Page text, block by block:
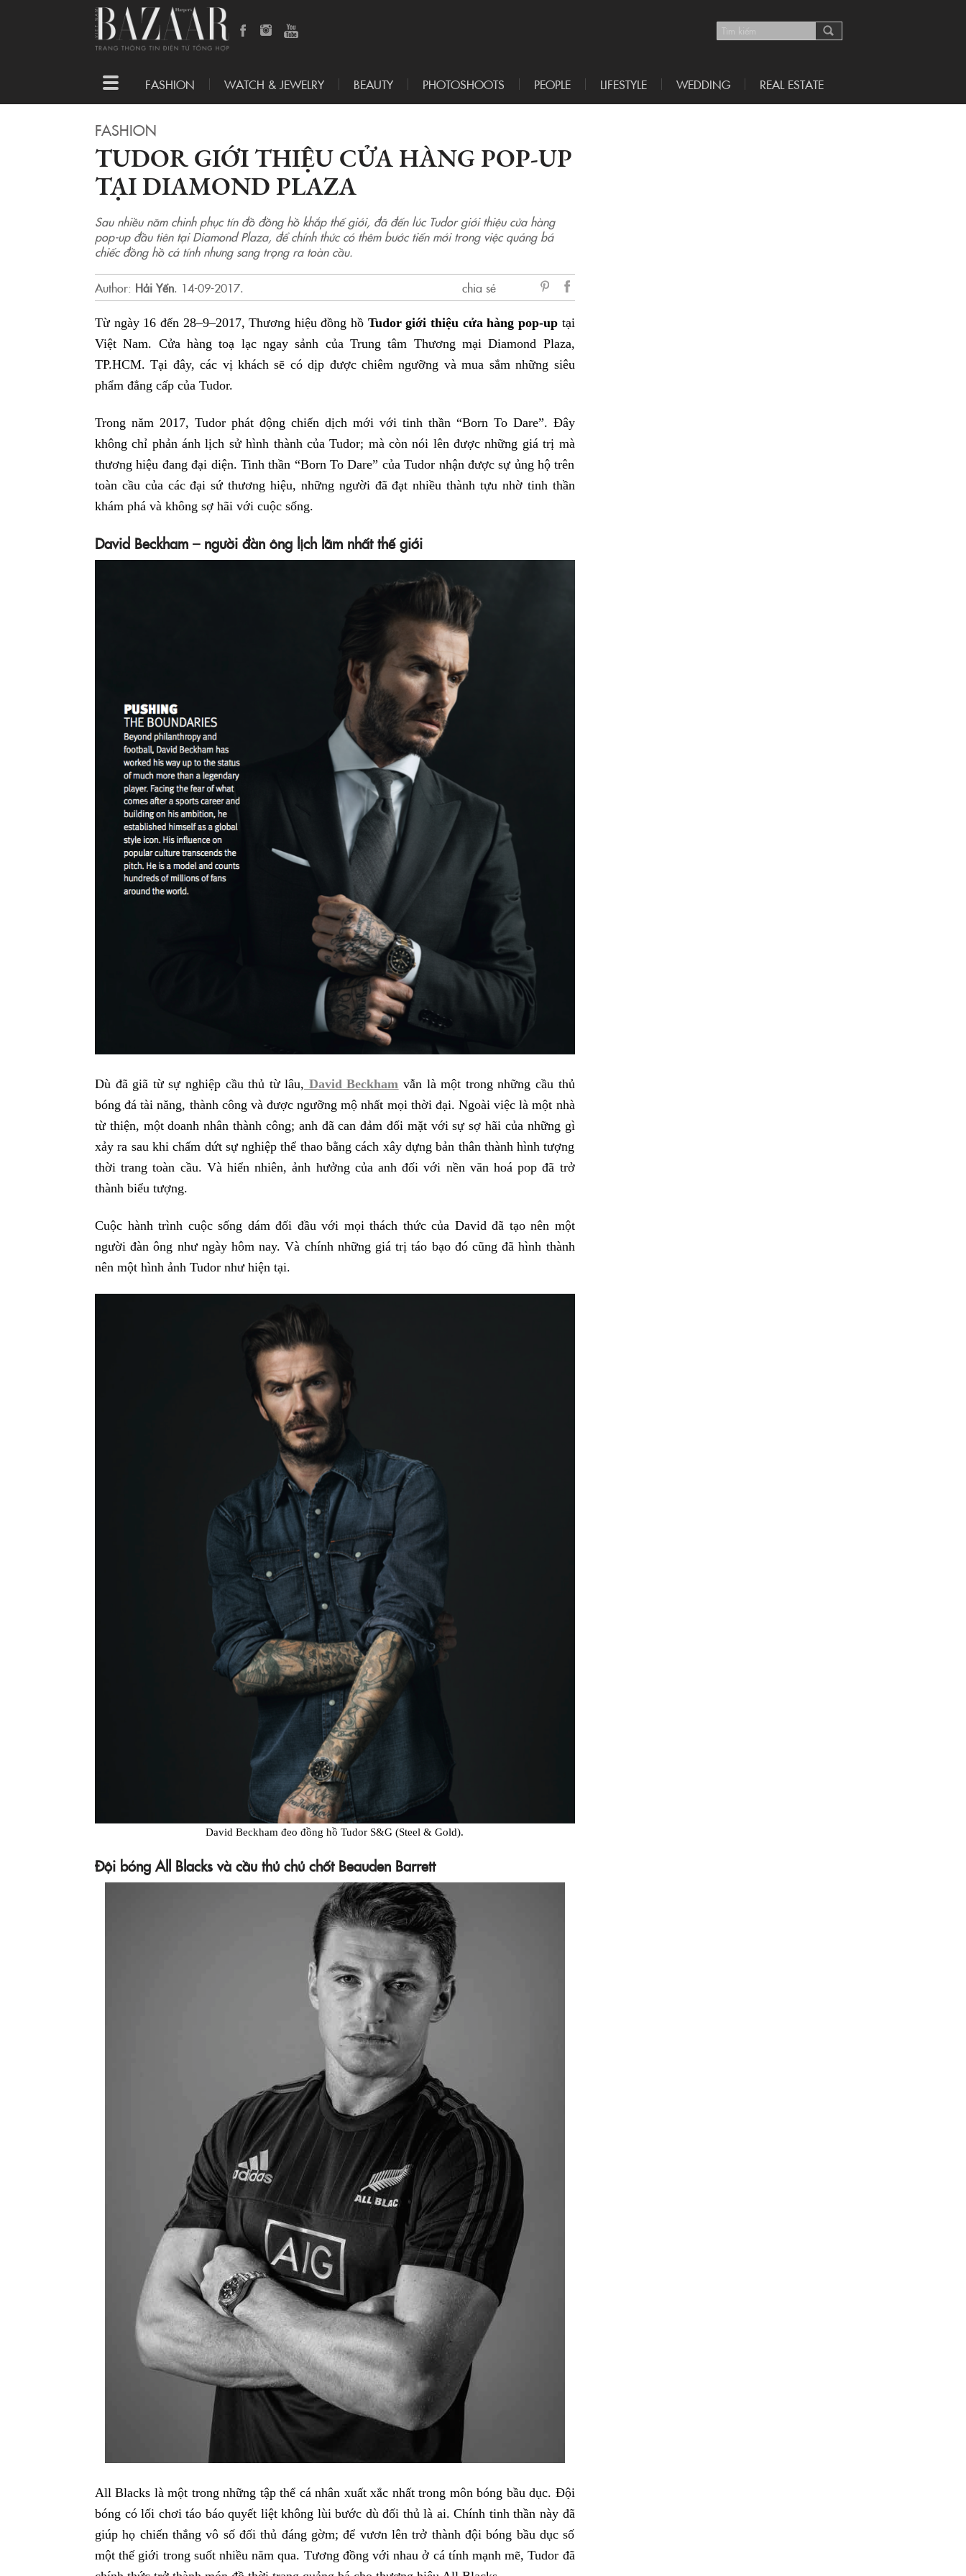
Toggle
navigation
FASHION WATCH & JEWELRY BEAUTY PHOTOSHOOTS PEOPLE LIFESTYLE WEDDING REAL ESTATE
FASHION
TUDOR GIỚI THIỆU CỬA HÀNG POP-UP
TẠI DIAMOND PLAZA
Sau nhiều năm chinh phục tín đồ đồng hồ khắp thế giới, đã đến lúc Tudor giới thiệu cửa hàng
pop-up đầu tiên tại Diamond Plaza, để chính thức có thêm bước tiến mới trong việc quảng bá
chiếc đồng hồ cá tính nhưng sang trọng ra toàn cầu.
Author: Hải Yến. 14-09-2017.
chia sẻ
Facebook
Từ ngày 16 đến 28–9–2017, Thương hiệu đồng hồ Tudor giới thiệu cửa hàng pop-uptại
Việt Nam. Cửa hàng toạ lạc ngay sảnh của Trung tâm Thương mại Diamond Plaza,
TP.HCM. Tại đây, các vị khách sẽ có dịp được chiêm ngưỡng và mua sắm những siêu
phẩm đẳng cấp của Tudor.
Trong năm 2017, Tudor phát động chiến dịch mới với tinh thần “Born To Dare”. Đây
không chỉ phản ánh lịch sử hình thành của Tudor; mà còn nói lên được những giá trị mà
thương hiệu đang đại diện. Tinh thần “Born To Dare” của Tudor nhận được sự ủng hộ trên
toàn cầu của các đại sứ thương hiệu, những người đã đạt nhiều thành tựu nhờ tinh thần
khám phá và không sợ hãi với cuộc sống.
David Beckham – người đàn ông lịch lãm nhất thế giới
Dù đã giã từ sự nghiệp cầu thủ từ lâu, David Beckham vẫn là một trong những cầu thủ
bóng đá tài năng, thành công và được ngưỡng mộ nhất mọi thời đại. Ngoài việc là một nhà
từ thiện, một doanh nhân thành công; anh đã can đảm đối mặt với sự sợ hãi của những gì
xảy ra sau khi chấm dứt sự nghiệp thể thao bằng cách xây dựng bản thân thành hình tượng
thời trang toàn cầu. Và hiển nhiên, ảnh hưởng của anh đối với nền văn hoá pop đã trở
thành biểu tượng.
Cuộc hành trình cuộc sống dám đối đầu với mọi thách thức của David đã tạo nên một
người đàn ông như ngày hôm nay. Và chính những giá trị táo bạo đó cũng đã hình thành
nên một hình ảnh Tudor như hiện tại.
David Beckham đeo đồng hồ Tudor S&G (Steel & Gold).
Đội bóng All Blacks và cầu thủ chủ chốt Beauden Barrett
All Blacks là một trong những tập thể cá nhân xuất xắc nhất trong môn bóng bầu dục. Đội
bóng có lối chơi táo báo quyết liệt không lùi bước dù đối thủ là ai. Chính tinh thần này đã
giúp họ chiến thắng vô số đối thủ đáng gờm; để vươn lên trở thành đội bóng bầu dục số
một thế giới trong suốt nhiều năm qua. Tương đồng với nhau ở cá tính mạnh mẽ, Tudor đã